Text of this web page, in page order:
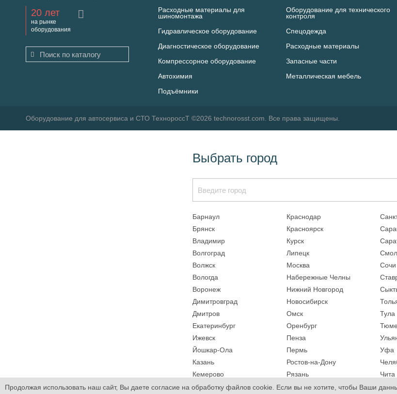
20 лет
на рынке
оборудования
Расходные материалы для
шиномонтажа
Гидравлическое оборудование
Диагностическое оборудование
Компрессорное оборудование
Автохимия
Подъёмники
Оборудование для технического
контроля
Спецодежда
Расходные материалы
Запасные части
Металлическая мебель
Оборудование для автосервиса и СТО ТехнороссТ ©2026 technorosst.com. Все права защищены.
Выбрать город
Барнаул
Брянск
Владимир
Волгоград
Волжск
Вологда
Воронеж
Димитровград
Дмитров
Екатеринбург
Ижевск
Йошкар-Ола
Казань
Кемерово
Киров
Краснодар
Красноярск
Курск
Липецк
Москва
Набережные Челны
Нижний Новгород
Новосибирск
Омск
Оренбург
Пенза
Пермь
Ростов-на-Дону
Рязань
Самара
Сочи
Тула
Уфа
Чита
Продолжая использовать наш сайт, Вы даете согласие на обработку файлов cookie. Если вы не хотите, чтобы Ваши